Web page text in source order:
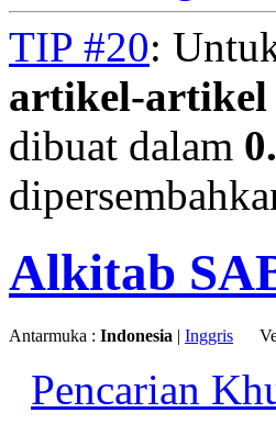
TIP #20:
artikel-artikel
dibuat dalam
Alkitab
Antarmuka : Indonesia | Inggris
Pencarian